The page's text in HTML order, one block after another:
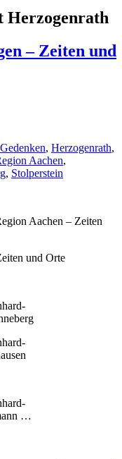
Herzogenrath
– Zeiten und
Gedenken, Herzogenrath,
Aachen,
, Stolperstein
Aachen – Zeiten
und Orte
…